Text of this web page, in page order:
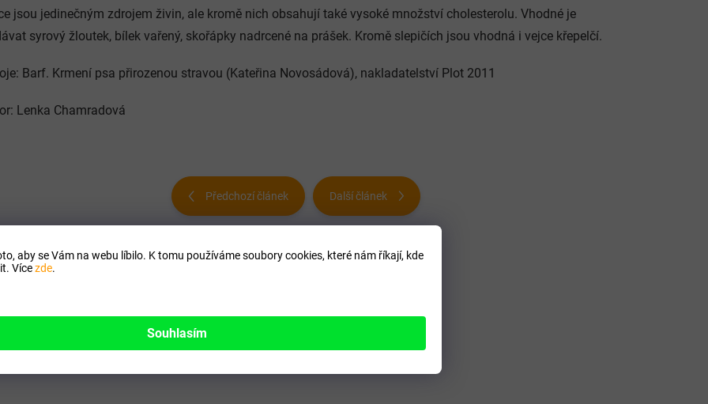
aby se Vám na webu líbilo. K tomu používáme soubory cookies, které nám říkají, kde
Vícezde.
Souhlasím
jsou jedinečným zdrojem živin, ale kromě nich obsahují také vysoké množství cholesterolu. Vhodné je
syrový žloutek, bílek vařený, skořápky nadrcené na prášek. Kromě slepičích jsou vhodná i vejce křepelčí.
Barf. Krmení psa přirozenou stravou (Kateřina Novosádová), nakladatelství Plot 2011
Lenka Chamradová
Předchozí článek Další článek